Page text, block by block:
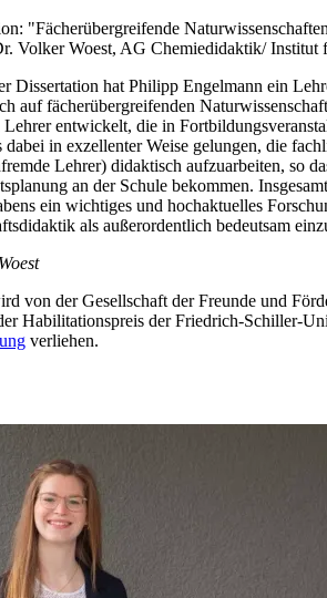
"Fächerübergreifende
Volker Woest, AG Chemiedidaktik/ Institut
Dissertation hat Philipp Engelmann ein
auf fächerübergreifenden
entwickelt, die in
dabei in exzellenter Weise gelungen, die
Lehrer) didaktisch aufzuarbeiten, so
an der Schule bekommen.
ein wichtiges und hochaktuelles
als außerordentlich bedeutsam
von der Gesellschaft der Freunde und
Habilitationspreis der Friedrich-Schiller-
verliehen.